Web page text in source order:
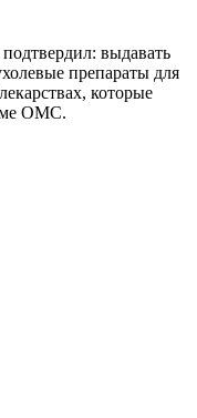
выдавать
препараты для
которые
ОМС.